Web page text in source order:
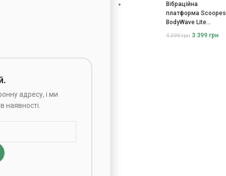
адресу, і ми
наявності.
Вібраційна
платформа Scoopes
BodyWave Lite
4 399грн 3 399 грн